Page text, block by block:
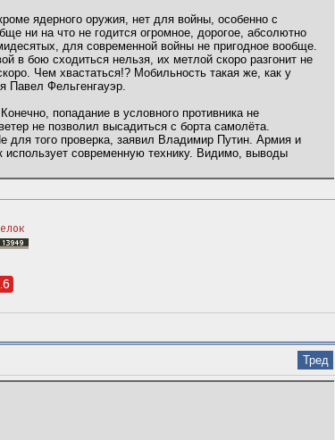
ядерного оружия, нет для войны, особенно с
ни на что не годится огромное, дорогое, абсолютно
для современной войны не пригодное вообще.
в бою сходиться нельзя, их метлой скоро разгонит не
Чем хвастаться!? Мобильность такая же, как у
Павел Фельгенгауэр.
попадание в условного противника не
не позволил высадиться с борта самолёта.
для того проверка, заявил Владимир Путин. Армия и
современную технику. Видимо, выводы
Тред